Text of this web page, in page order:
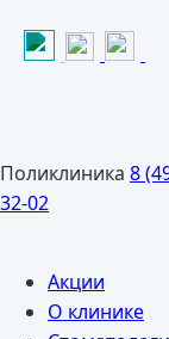
Поликлиника 8
32-02
Акции
О клинике